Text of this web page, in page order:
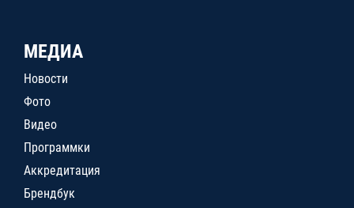
МЕДИА
Новости
Фото
Видео
Программки
Аккредитация
Брендбук